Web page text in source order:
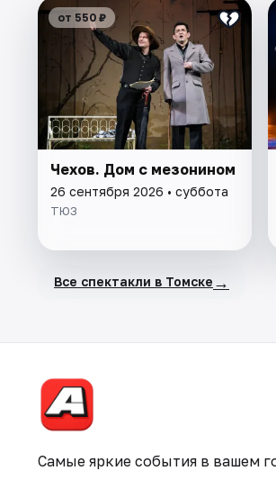
от 550 ₽
Чехов. Дом с мезонином
26 сентября 2026 • суббота
ТЮЗ
Все спектакли в Томске →
Самые яркие события в вашем